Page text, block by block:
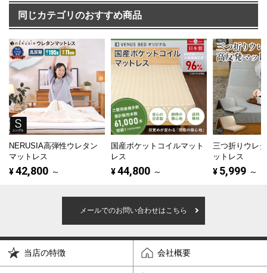
同じカテゴリのおすすめ商品
NERUSIA高弾性ウレタン
マットレス
¥42,800 ～
国産ポケットコイルマット
レス
¥44,800 ～
三つ折りウレ
ットレス
¥ 5,999 ～
メールでのお問い合わせはこちら
当店の特徴 会社概要